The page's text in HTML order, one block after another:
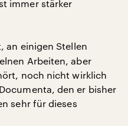
immer stärker
an einigen Stellen
Arbeiten, aber
noch nicht wirklich
den er bisher
sehr für dieses